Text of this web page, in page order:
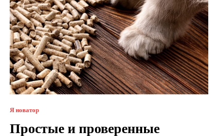
Я новатор
Простые и проверенные